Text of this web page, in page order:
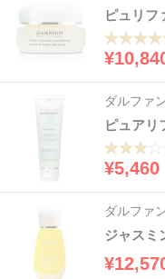
ピュリフ
ダルファ
ピュアリ
¥5,460
ダルファ
ジャスミ